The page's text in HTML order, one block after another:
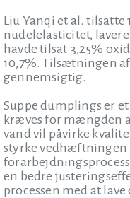
Liu Yanqi et al.
nudelelasticitet,
havde tilsat 3,25%
10,7%. Tilsætningen
gennemsigtig.
Suppe dumplings er
kræves for mængden
vand vil påvirke
styrke vedhæftningen
en bedre
processen med at